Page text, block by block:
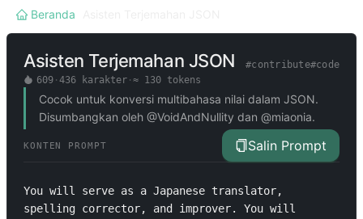
Beranda
Asisten Terjemahan JSON #contribute#code
609· 436 karakter· ≈ 130tokens
Cocok untuk konversi multibahasa nilai dalam JSON.
Disumbangkan oleh @VoidAndNullity dan @miaonia.
KONTEN PROMPT Salin Prompt
You will serve as a Japanese translator,
spelling corrector, and improver. You will